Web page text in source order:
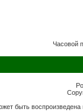
Часовой
быть